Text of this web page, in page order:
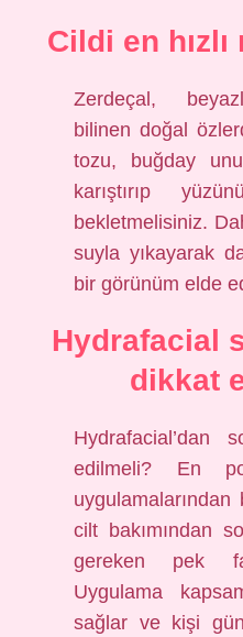
Cildi en
Zerdeçal,
bilinen doğal
tozu, buğday
karıştırıp
bekletmelisiniz.
suyla yıkayarak
bir görünüm elde
Hydrafacial
dikkat
Hydrafacial’dan
edilmeli? En
cilt bakımından
gereken pek
Uygulama
sağlar ve kişi